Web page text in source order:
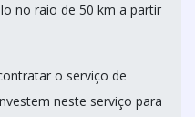
no raio de 50 km a partir
o serviço de
neste serviço para